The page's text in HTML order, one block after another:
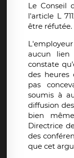
Le Conseil
l'article L
être réfutée.
aucun lien
constate
des heures
pas
soumis à
diffusion
bien
Directrice
des
que cet